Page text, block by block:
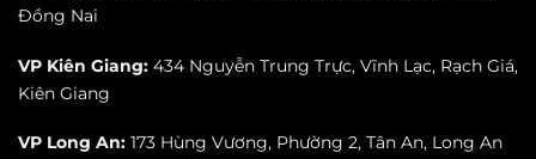
Đồng Nai
VP Kiên Giang: 434 Nguyễn Trung Trực, Vĩnh Lạc, Rạch Giá,
Kiên Giang
VP Long An: 173 Hùng Vương, Phường 2, Tân An, Long An